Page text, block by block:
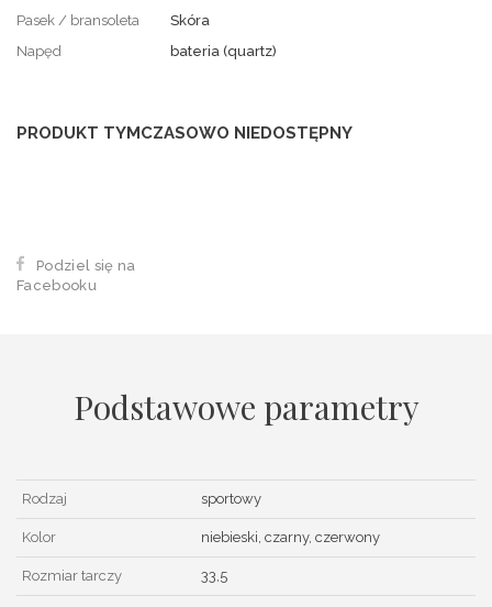
Pasek / bransoleta
Skóra
Napęd
bateria (quartz)
PRODUKT TYMCZASOWO NIEDOSTĘPNY
Podziel się na
Facebooku
Podstawowe parametry
Rodzaj sportowy
Kolor niebieski, czarny, czerwony
Rozmiar tarczy 33,5